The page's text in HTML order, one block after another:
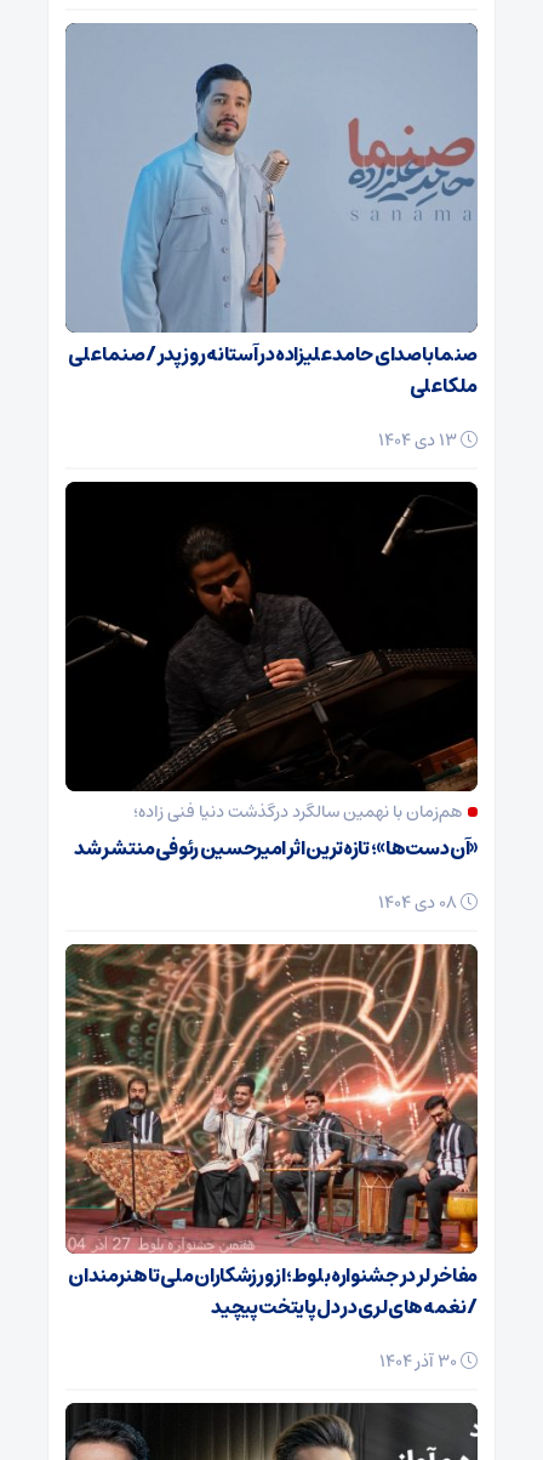
صنما با صدای حامد علیزاده در آستانه روز پدر / صنما علی
ملکا علی
هم‌زمان با نهمین سالگرد درگذشت دنیا فنی زاده؛
«آن دست‌ها»؛ تازه‌ترین اثر امیرحسین رئوفی منتشر شد
مفاخر لر در جشنواره بلوط؛ از ورزشکاران ملی تا هنرمندان
/ نغمه‌های لری در دل پایتخت پیچید